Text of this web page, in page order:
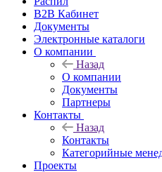
B2B Кабинет
Документы
Электронные каталоги
О компании
Назад
О компании
Документы
Партнеры
Контакты
Назад
Контакты
Категорийные
Проекты